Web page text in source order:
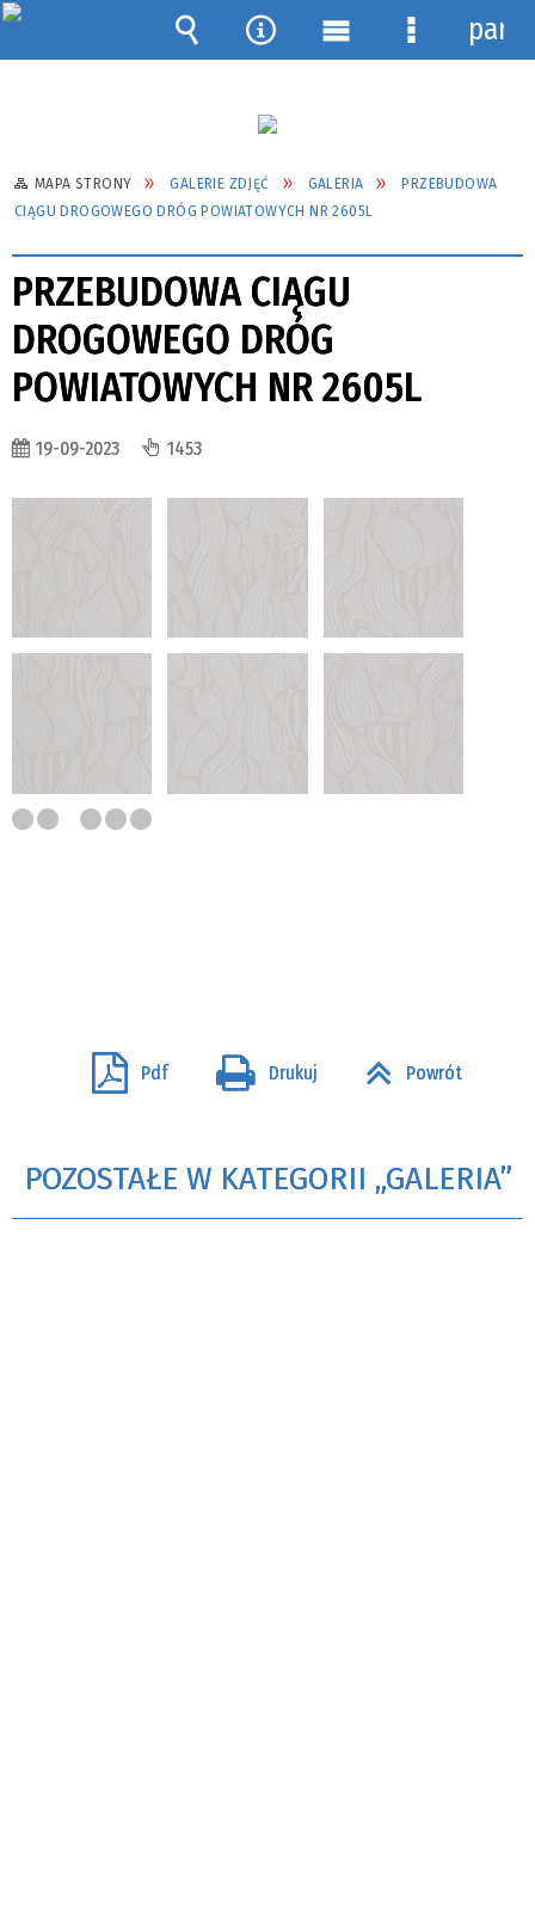
MAPA STRONY GALERIE ZDJĘĆ GALERIA
PRZEBUDOWA
CIĄGU DROGOWEGO DRÓG POWIATOWYCH NR 2605L
PRZEBUDOWA CIĄGU
DROGOWEGO DRÓG
POWIATOWYCH NR 2605L
19-09-2023 1453
Pdf Drukuj Powrót
POZOSTAŁE W KATEGORII „GALERIA”
Wyszukiwarka
Narzędzia
Menu Menu
panel